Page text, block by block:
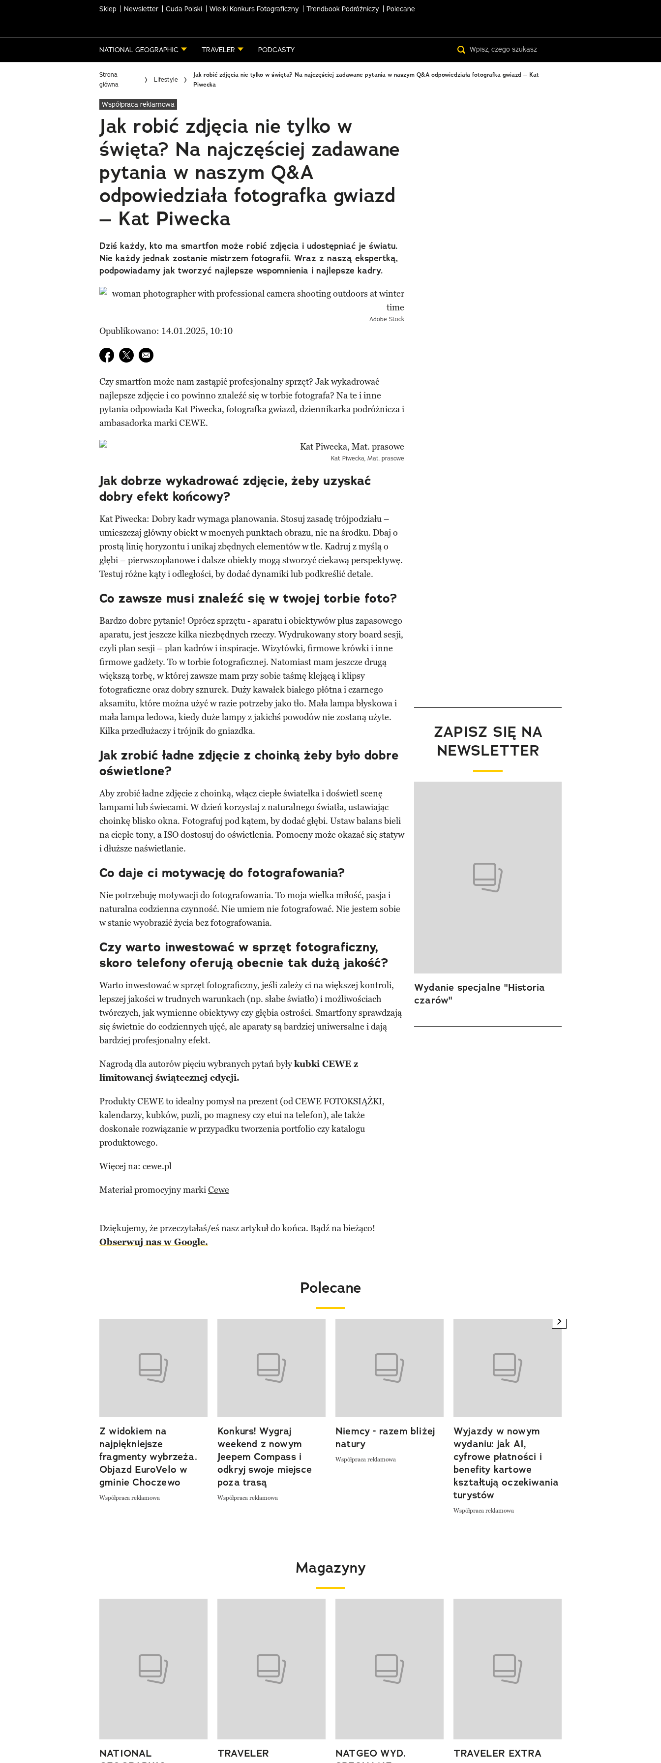
main
Sklep Newsletter Cuda Polski Wielki Konkurs Fotograficzny Trendbook Podróżniczy Polecane
NATIONAL GEOGRAPHIC TRAVELER PODCASTY
Strona
główna
Lifestyle
Jak robić zdjęcia nie tylko w święta? Na najczęściej zadawane pytania w naszym Q&A odpowiedziała fotografka gwiazd – Kat
Piwecka
Współpraca reklamowa
Jak robić zdjęcia nie tylko w
święta? Na najczęściej zadawane
pytania w naszym Q&A
odpowiedziała fotografka gwiazd
– Kat Piwecka
Dziś każdy, kto ma smartfon może robić zdjęcia i udostępniać je światu.
Nie każdy jednak zostanie mistrzem fotografii. Wraz z naszą ekspertką,
podpowiadamy jak tworzyć najlepsze wspomnienia i najlepsze kadry.
Adobe Stock
Opublikowano: 14.01.2025, 10:10
Udostępnij na facebook
Udostępnij na twitter
E-mail do przyjaciela
Czy smartfon może nam zastąpić profesjonalny sprzęt? Jak wykadrować
najlepsze zdjęcie i co powinno znaleźć się w torbie fotografa? Na te i inne
pytania odpowiada Kat Piwecka, fotografka gwiazd, dziennikarka podróżnicza i
ambasadorka marki CEWE.
Kat Piwecka, Mat. prasowe
Jak dobrze wykadrować zdjęcie, żeby uzyskać
dobry efekt końcowy?
Kat Piwecka: Dobry kadr wymaga planowania. Stosuj zasadę trójpodziału –
umieszczaj główny obiekt w mocnych punktach obrazu, nie na środku. Dbaj o
prostą linię horyzontu i unikaj zbędnych elementów w tle. Kadruj z myślą o
głębi – pierwszoplanowe i dalsze obiekty mogą stworzyć ciekawą perspektywę.
Testuj różne kąty i odległości, by dodać dynamiki lub podkreślić detale.
Co zawsze musi znaleźć się w twojej torbie foto?
Bardzo dobre pytanie! Oprócz sprzętu - aparatu i obiektywów plus zapasowego
aparatu, jest jeszcze kilka niezbędnych rzeczy. Wydrukowany story board sesji,
czyli plan sesji – plan kadrów i inspiracje. Wizytówki, firmowe krówki i inne
firmowe gadżety. To w torbie fotograficznej. Natomiast mam jeszcze drugą
większą torbę, w której zawsze mam przy sobie taśmę klejącą i klipsy
fotograficzne oraz dobry sznurek. Duży kawałek białego płótna i czarnego
aksamitu, które można użyć w razie potrzeby jako tło. Mała lampa błyskowa i
mała lampa ledowa, kiedy duże lampy z jakichś powodów nie zostaną użyte.
Kilka przedłużaczy i trójnik do gniazdka.
Jak zrobić ładne zdjęcie z choinką żeby było dobre
oświetlone?
Aby zrobić ładne zdjęcie z choinką, włącz ciepłe światełka i doświetl scenę
lampami lub świecami. W dzień korzystaj z naturalnego światła, ustawiając
choinkę blisko okna. Fotografuj pod kątem, by dodać głębi. Ustaw balans bieli
na ciepłe tony, a ISO dostosuj do oświetlenia. Pomocny może okazać się statyw
i dłuższe naświetlanie.
Co daje ci motywację do fotografowania?
Nie potrzebuję motywacji do fotografowania. To moja wielka miłość, pasja i
naturalna codzienna czynność. Nie umiem nie fotografować. Nie jestem sobie
w stanie wyobrazić życia bez fotografowania.
Czy warto inwestować w sprzęt fotograficzny,
skoro telefony oferują obecnie tak dużą jakość?
Warto inwestować w sprzęt fotograficzny, jeśli zależy ci na większej kontroli,
lepszej jakości w trudnych warunkach (np. słabe światło) i możliwościach
twórczych, jak wymienne obiektywy czy głębia ostrości. Smartfony sprawdzają
się świetnie do codziennych ujęć, ale aparaty są bardziej uniwersalne i dają
bardziej profesjonalny efekt.
Nagrodą dla autorów pięciu wybranych pytań byłykubki CEWE z
limitowanej świątecznej edycji.
Produkty CEWE to idealny pomysł na prezent (od CEWE FOTOKSIĄŻKI,
kalendarzy, kubków, puzli, po magnesy czy etui na telefon), ale także
doskonałe rozwiązanie w przypadku tworzenia portfolio czy katalogu
produktowego.
Więcej na: cewe.pl
Materiał promocyjny markiCewe
Dziękujemy, że przeczytałaś/eś nasz artykuł do końca. Bądź na bieżąco!
Obserwuj nas w Google.
ZAPISZ SIĘ NA
NEWSLETTER
Wydanie specjalne "Historia
czarów"
Polecane
previous element
Z widokiem na
najpiękniejsze
fragmenty wybrzeża.
Objazd EuroVelo w
gminie Choczewo
Współpraca reklamowa
Konkurs! Wygraj
weekend z nowym
Jeepem Compass i
odkryj swoje miejsce
poza trasą
Współpraca reklamowa
Niemcy - razem bliżej
natury
Współpraca reklamowa
Wyjazdy w nowym
wydaniu: jak AI,
cyfrowe płatności i
benefity kartowe
kształtują oczekiwania
turystów
Współpraca reklamowa
next element
Magazyny
NATIONAL
TRAVELER
NATGEO WYD.
TRAVELER EXTRA